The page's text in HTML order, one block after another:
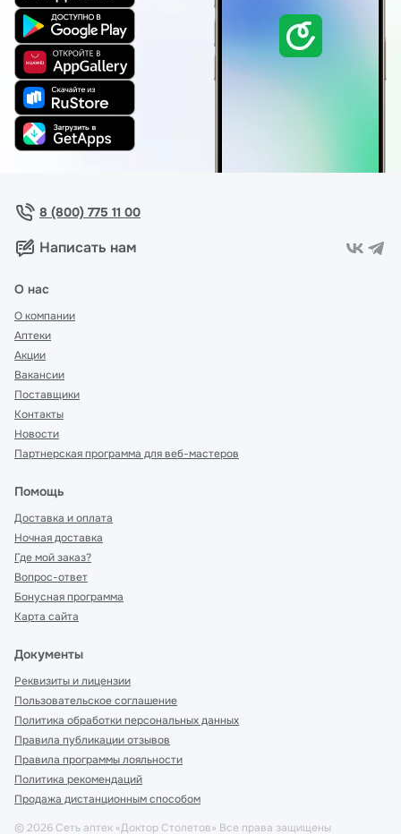
8 (800) 775 11 00
Написать нам
О нас
О компании
Аптеки
Акции
Вакансии
Поставщики
Контакты
Новости
Партнерская программа для веб-мастеров
Помощь
Доставка и оплата
Ночная доставка
Где мой заказ?
Вопрос-ответ
Бонусная программа
Карта сайта
Документы
Реквизиты и лицензии
Пользовательское соглашение
Политика обработки персональных данных
Правила публикации отзывов
Правила программы лояльности
Политика рекомендаций
Продажа дистанционным способом
© 2026 Сеть аптек «Доктор Столетов» Все права защищены